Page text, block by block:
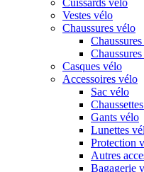
Cuissards vélo
Vestes vélo
Chaussures vélo
Casques vélo
Accessoires vélo
Sac vélo
Gants vélo
Lunettes
Protection
Autres
Bagagerie